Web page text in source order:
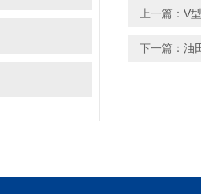
上一篇： V
下一篇： 油